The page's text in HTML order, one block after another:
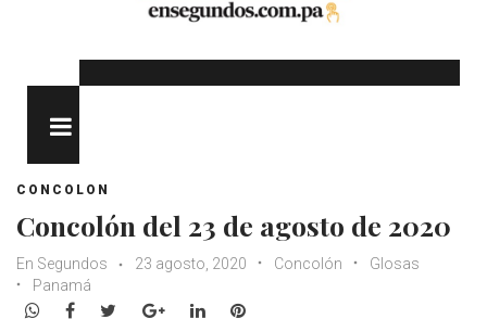
CONCOLON
Concolón del 23 de agosto de 2020
En Segundos 23 agosto, 2020 Concolón
Glosas
Panamá
WhatsApp
Facebook
TwitterGoogle+LinkedInPinterest